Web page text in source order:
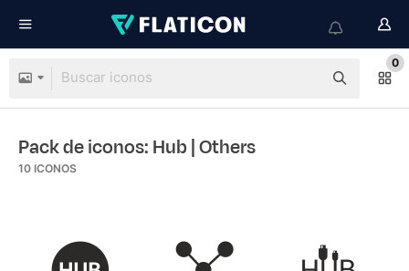
0
Pack de iconos: Hub | Others
10 ICONOS